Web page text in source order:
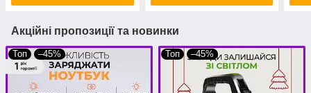
Акційні пропозиції та новинки
Топ –45% Топ –45%